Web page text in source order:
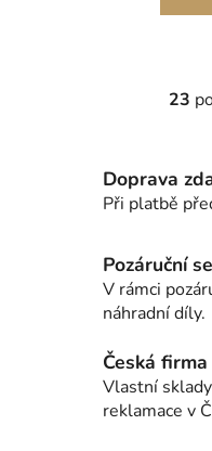
23
Doprava
Při platbě
Pozáruční
V rámci
náhradní díly.
Česká firma
Vlastní
reklamace v